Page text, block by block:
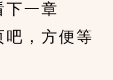
下一章
，方便等